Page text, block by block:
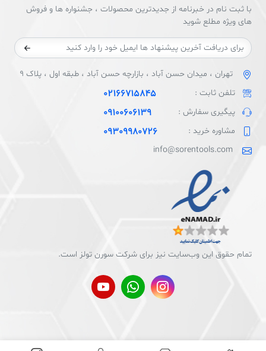
با ثبت نام در خبرنامه از جدیدترین محصولات ، جشنواره ها و فروش
های ویژه مطلع شوید
تهران ، میدان حسن آباد ، بازارچه حسن آباد ، طبقه اول ، پلاک 9
تلفن ثابت :
02166715845
پیگیری سفارش : 09100606139
مشاوره خرید : 09309980726
info@sorentools.com
تمام حقوق اين وب‌سايت نیز برای شرکت سورن تولز است.